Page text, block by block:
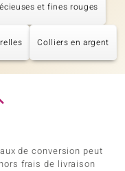
et fines rouges
Colliers en argent
de conversion peut
frais de livraison